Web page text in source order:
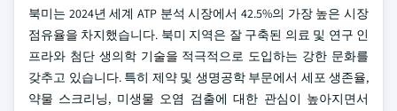
북미는 2024년 세계 ATP 분석 시장에서 42.5%의 가장 높은 시장
점유율을 차지했습니다. 북미 지역은 잘 구축된 의료 및 연구 인
프라와 첨단 생의학 기술을 적극적으로 도입하는 강한 문화를
갖추고 있습니다. 특히 제약 및 생명공학 부문에서 세포 생존율,
약물 스크리닝, 미생물 오염 검출에 대한 관심이 높아지면서